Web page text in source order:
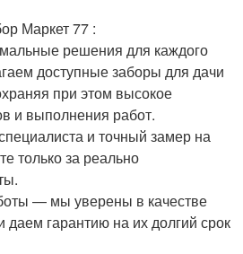
Маркет 77 :
решения для каждого
доступные заборы для дачи
при этом высокое
и выполнения работ.
и точный замер на
только за реально
— мы уверены в качестве
гарантию на их долгий срок